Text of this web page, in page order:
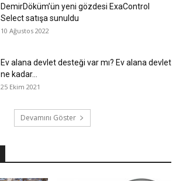
DemirDöküm’ün yeni gözdesi ExaControl
Select satışa sunuldu
10 Ağustos 2022
Ev alana devlet desteği var mı? Ev alana devlet
ne kadar...
25 Ekim 2021
Devamını Göster